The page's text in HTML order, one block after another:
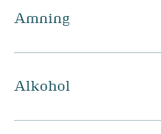
Amning
Alkohol